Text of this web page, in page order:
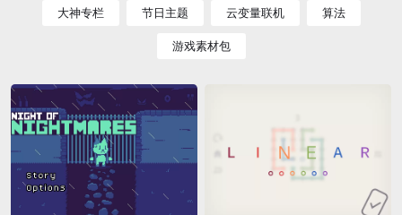
大神专栏 节日主题 云变量联机 算法
游戏素材包